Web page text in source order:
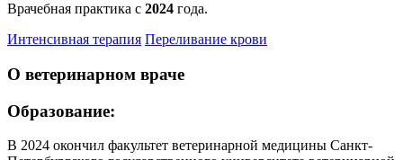
Врачебная практика с 2024 года.
Интенсивная терапия Переливание крови
О ветеринарном враче
Образование:
В 2024 окончил факультет ветеринарной медицины Санкт-